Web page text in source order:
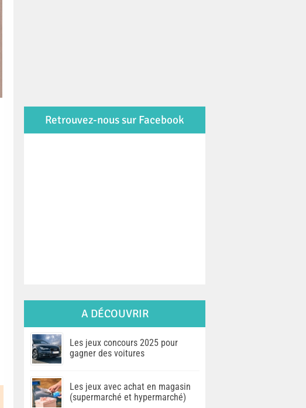
Retrouvez-nous sur Facebook
A DÉCOUVRIR
Les jeux concours 2025 pour
gagner des voitures
Les jeux avec achat en magasin
(supermarché et hypermarché)